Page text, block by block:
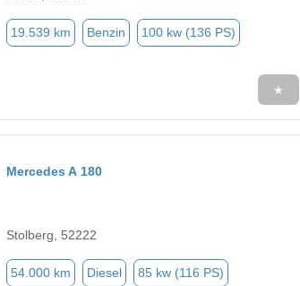
19.539 km Benzin 100 kw (136 PS)
★
Mercedes A 180
Stolberg, 52222
54.000 km Diesel 85 kw (116 PS)